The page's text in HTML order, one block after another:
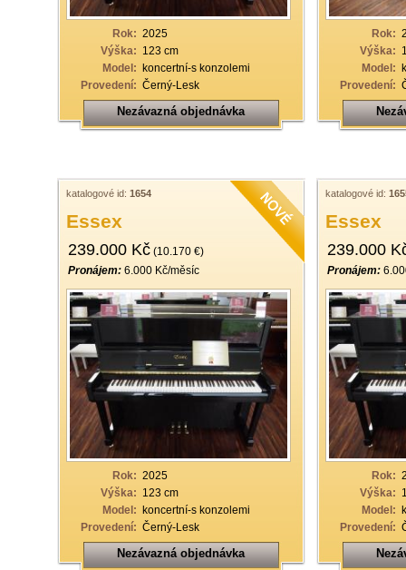
Rok: 2025
Výška: 123 cm
Model: koncertní-s konzolemi
Provedení: Černý-Lesk
Nezávazná objednávka
Rok:
Výška:
Model:
Provedení:
katalogové id: 1654
Essex
239.000 Kč (10.170 €)
Pronájem: 6.000 Kč/měsíc
Rok: 2025
Výška: 123 cm
Model: koncertní-s konzolemi
Provedení: Černý-Lesk
Nezávazná objednávka
katalogové id:
Essex
239.000
Pronájem:
Rok:
Výška:
Model:
Provedení: